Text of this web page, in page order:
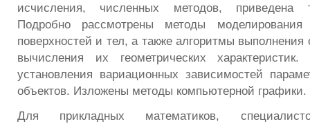
исчисления, численных методов, приведена
Подробно рассмотрены методы
поверхностей и тел, а также алгоритмы
вычисления их геометрических
установления вариационных зависимостей
объектов. Изложены методы компьютерной графики.
Для прикладных математиков,